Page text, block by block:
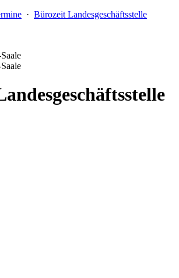
· Bürozeit Landesgeschäftsstelle